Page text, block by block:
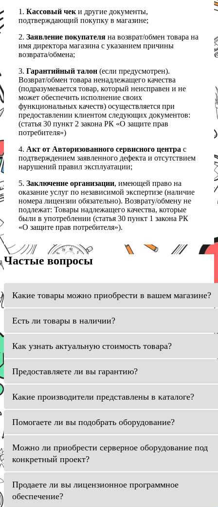
1. Кассовый чек и другие документы,
подтверждающий покупку в магазине;
2. Заявление покупателя на возврат/обмен товара на
имя директора магазина с указанием причины
возврата/обмена;
3. Гарантийный талон (если предусмотрен).
Возврат/обмен товара ненадлежащего качества
(подразумевается товар, который неисправен и не
может обеспечить исполнение своих
функциональных качеств) осуществляется при
предоставлении клиентом следующих документов:
(статья 30 пункт 2 закона РК «О защите прав
потребителя»)
4. Акт от Авторизованного сервисного центра с
подтверждением заявленного дефекта и отсутствием
нарушений правил эксплуатации;
5. Заключение организации, имеющей право на
оказание услуг по независимой экспертизе (наличие
номера лицензии обязательно). Возврату/обмену не
подлежат: Товары надлежащего качества, которые
были в употреблении (статья 30 пункт 1 закона РК
«О защите прав потребителя»).
Частые вопросы
Какие товары можно приобрести в вашем магазине?
Есть ли товары в наличии?
Как узнать актуальную стоимость товара?
Предоставляете ли вы гарантию?
Какие производители представлены в каталоге?
Помогаете ли вы подобрать оборудование?
Можно ли приобрести серверное оборудование под
конкретный проект?
Продаете ли вы лицензионное программное
обеспечение?